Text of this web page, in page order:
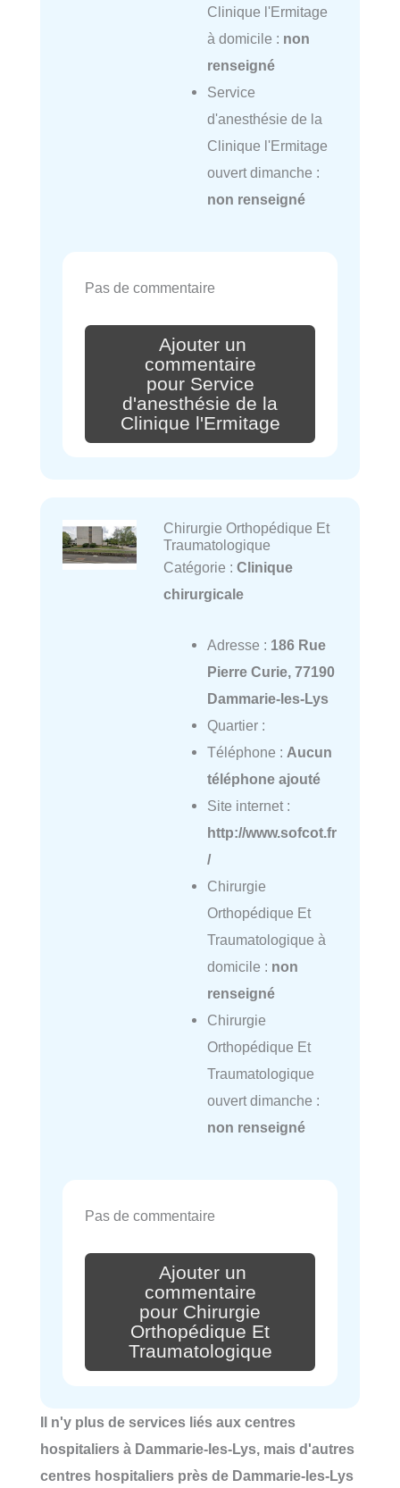
Clinique l'Ermitage
à domicile : non
renseigné
Service
d'anesthésie de la
Clinique l'Ermitage
ouvert dimanche :
non renseigné
Pas de commentaire
Ajouter un
commentaire
pour Service
d'anesthésie de la
Clinique l'Ermitage
Chirurgie Orthopédique Et
Traumatologique
Catégorie : Clinique
chirurgicale
Adresse : 186 Rue
Pierre Curie, 77190
Dammarie-les-Lys
Quartier :
Téléphone : Aucun
téléphone ajouté
Site internet :
http://www.sofcot.fr
/
Chirurgie
Orthopédique Et
Traumatologique à
domicile : non
renseigné
Chirurgie
Orthopédique Et
Traumatologique
ouvert dimanche :
non renseigné
Pas de commentaire
Ajouter un
commentaire
pour Chirurgie
Orthopédique Et
Traumatologique
Il n'y plus de services liés aux centres
hospitaliers à Dammarie-les-Lys, mais d'autres
centres hospitaliers près de Dammarie-les-Lys